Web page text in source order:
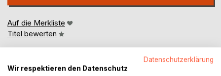
Auf die Merkliste
Titel bewerten
Datenschutzerklärung
Wir respektieren den Datenschutz